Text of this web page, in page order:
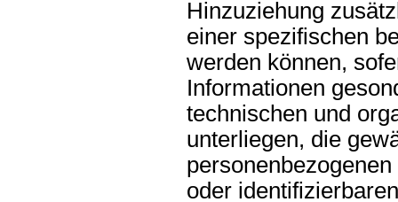
Hinzuziehung
einer spezifischen
werden können,
Informationen
technischen und
unterliegen, die
oder